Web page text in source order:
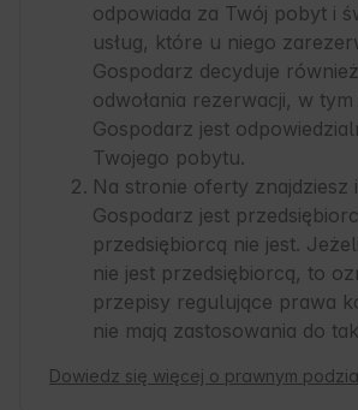
odpowiada za Twój pobyt i
usług, które u niego
Gospodarz decyduje
odwołania rezerwacji, w
Gospodarz jest
Twojego pobytu.
Na stronie oferty znajdziesz
Gospodarz jest
przedsiębiorcą nie jest.
nie jest przedsiębiorcą, to
przepisy regulujące prawa
nie mają zastosowania do
Dowiedz się więcej o prawnym